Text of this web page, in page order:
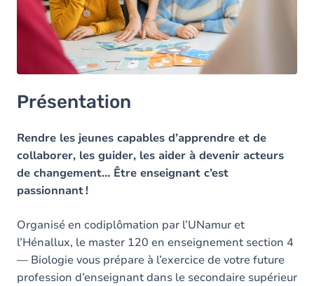
Présentation
Rendre les jeunes capables d’apprendre et de
collaborer, les guider, les aider à devenir acteurs
de changement… Être enseignant c’est
passionnant !
Organisé en codiplômation par l’UNamur et
l’Hénallux, le master 120 en enseignement section 4
— Biologie vous prépare à l’exercice de votre future
profession d’enseignant dans le secondaire supérieur